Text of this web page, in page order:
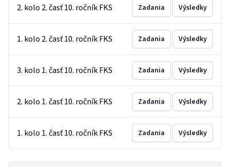
2. kolo 2. časť 10. ročník FKS Zadania Výsledky
1. kolo 2. časť 10. ročník FKS Zadania Výsledky
3. kolo 1. časť 10. ročník FKS Zadania Výsledky
2. kolo 1. časť 10. ročník FKS Zadania Výsledky
1. kolo 1. časť 10. ročník FKS Zadania Výsledky